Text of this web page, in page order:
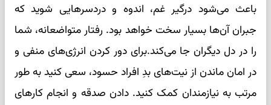
باعث می‌شود درگیر غم، اندوه و دردسرهایی شوید که
جبران آن‌ها بسیار سخت خواهد بود. رفتار متواضعانه، شما
را در دل دیگران جا می‌کند.برای دور کردن انرژی‌های منفی و
در امان ماندن از نیت‌های بدِ افراد حسود، سعی کنید به طور
مرتب به نیازمندان کمک کنید. دادن صدقه و انجام کارهای